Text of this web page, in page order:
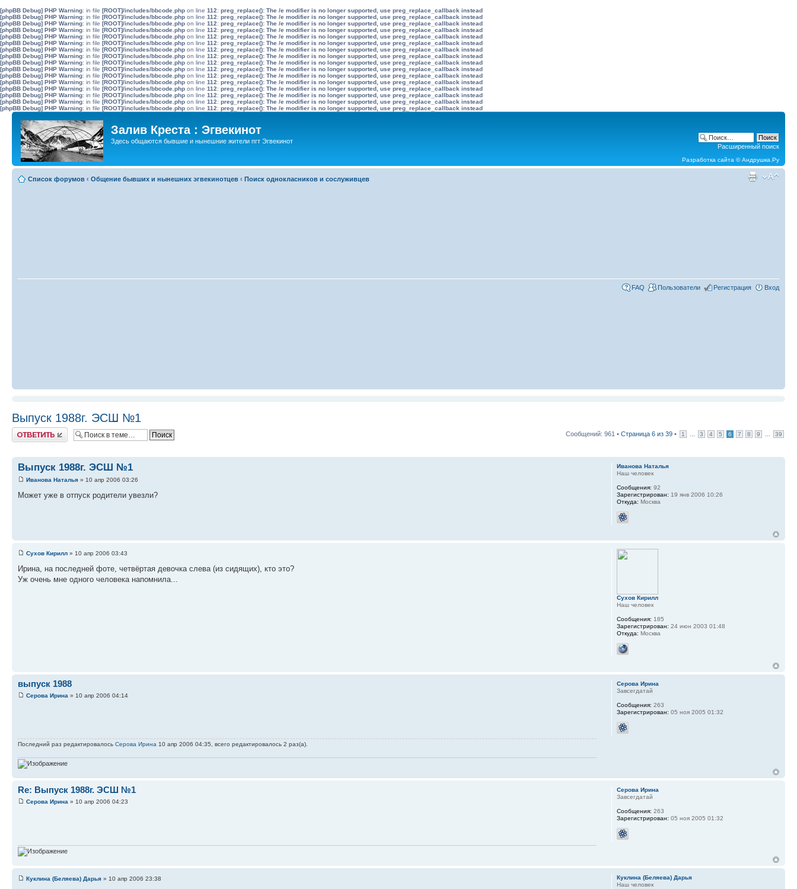
[phpBB Debug] PHP Warning: in file [ROOT]/includes/bbcode.php on line 112: preg_replace(): The /e modifier is no longer supported, use preg_replace_callback instead
[phpBB Debug] PHP Warning: in file [ROOT]/includes/bbcode.php on line 112: preg_replace(): The /e modifier is no longer supported, use preg_replace_callback instead
[phpBB Debug] PHP Warning: in file [ROOT]/includes/bbcode.php on line 112: preg_replace(): The /e modifier is no longer supported, use preg_replace_callback instead
[phpBB Debug] PHP Warning: in file [ROOT]/includes/bbcode.php on line 112: preg_replace(): The /e modifier is no longer supported, use preg_replace_callback instead
[phpBB Debug] PHP Warning: in file [ROOT]/includes/bbcode.php on line 112: preg_replace(): The /e modifier is no longer supported, use preg_replace_callback instead
[phpBB Debug] PHP Warning: in file [ROOT]/includes/bbcode.php on line 112: preg_replace(): The /e modifier is no longer supported, use preg_replace_callback instead
[phpBB Debug] PHP Warning: in file [ROOT]/includes/bbcode.php on line 112: preg_replace(): The /e modifier is no longer supported, use preg_replace_callback instead
[phpBB Debug] PHP Warning: in file [ROOT]/includes/bbcode.php on line 112: preg_replace(): The /e modifier is no longer supported, use preg_replace_callback instead
[phpBB Debug] PHP Warning: in file [ROOT]/includes/bbcode.php on line 112: preg_replace(): The /e modifier is no longer supported, use preg_replace_callback instead
[phpBB Debug] PHP Warning: in file [ROOT]/includes/bbcode.php on line 112: preg_replace(): The /e modifier is no longer supported, use preg_replace_callback instead
[phpBB Debug] PHP Warning: in file [ROOT]/includes/bbcode.php on line 112: preg_replace(): The /e modifier is no longer supported, use preg_replace_callback instead
[phpBB Debug] PHP Warning: in file [ROOT]/includes/bbcode.php on line 112: preg_replace(): The /e modifier is no longer supported, use preg_replace_callback instead
[phpBB Debug] PHP Warning: in file [ROOT]/includes/bbcode.php on line 112: preg_replace(): The /e modifier is no longer supported, use preg_replace_callback instead
[phpBB Debug] PHP Warning: in file [ROOT]/includes/bbcode.php on line 112: preg_replace(): The /e modifier is no longer supported, use preg_replace_callback instead
[phpBB Debug] PHP Warning: in file [ROOT]/includes/bbcode.php on line 112: preg_replace(): The /e modifier is no longer supported, use preg_replace_callback instead
[phpBB Debug] PHP Warning: in file [ROOT]/includes/bbcode.php on line 112: preg_replace(): The /e modifier is no longer supported, use preg_replace_callback instead
Залив Креста : Эгвекинот
Здесь общаются бывшие и нынешние жители пгт Эгвекинот
Расширенный поиск
Разработка сайта ©Андрушка.Ру
Список форумов ‹ Общение бывших и нынешних эгвекинотцев ‹ Поиск однокласников и сослуживцев
FAQ Пользователи Регистрация Вход
Выпуск 1988г. ЭСШ №1
Ответить Сообщений: 961 • Страница 6 из 39 • 1 3 4 5 6 7 8 9 39
Выпуск 1988г. ЭСШ №1
Иванова Наталья » 10 апр 2006 03:26
Может уже в отпуск родители увезли?
Иванова Наталья
Наш человек
Сообщения: 92
Зарегистрирован: 19 янв 2006 10:26
Откуда: Москва
Сухов Кирилл » 10 апр 2006 03:43
Ирина, на последней фоте, четвёртая девочка слева (из сидящих), кто это?
Уж очень мне одного человека напомнила...
Сухов Кирилл
Наш человек
Сообщения: 185
Зарегистрирован: 24 июн 2003 01:48
Откуда: Москва
выпуск 1988
Серова Ирина » 10 апр 2006 04:14
Последний раз редактировалось Серова Ирина 10 апр 2006 04:35, всего редактировалось 2 раз(а).
Серова Ирина
Завсегдатай
Сообщения: 263
Зарегистрирован: 05 ноя 2005 01:32
Re: Выпуск 1988г. ЭСШ №1
Серова Ирина » 10 апр 2006 04:23
Серова Ирина
Завсегдатай
Сообщения: 263
Зарегистрирован: 05 ноя 2005 01:32
Куклина (Беляева) Дарья » 10 апр 2006 23:38
Куклина (Беляева) Дарья
Наш человек